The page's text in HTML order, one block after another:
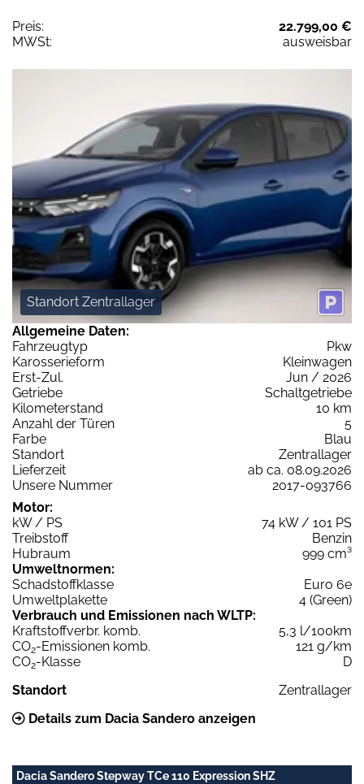
Preis:
22.799,00 €
MWSt:
ausweisbar
Standort Zentrallager
Allgemeine Daten:
Fahrzeugtyp
Pkw
Karosserieform
Kleinwagen
Erst-Zul.
Jun / 2026
Getriebe
Schaltgetriebe
Kilometerstand
10 km
Anzahl der Türen
5
Farbe
Blau
Standort
Zentrallager
Lieferzeit
ab ca. 08.09.2026
Unsere Nummer
2017-093766
Motor:
kW / PS
74 kW / 101 PS
Treibstoff
Benzin
Hubraum
999 cm³
Umweltnormen:
Schadstoffklasse
Euro 6e
Umweltplakette
4 (Green)
Verbrauch und Emissionen nach WLTP:
Kraftstoffverbr. komb.
5,3 l/100km
CO2-Emissionen komb.
121 g/km
CO2-Klasse
D
Standort
Zentrallager
Details zum Dacia Sandero anzeigen
Dacia Sandero Stepway TCe 110 Expression SHZ